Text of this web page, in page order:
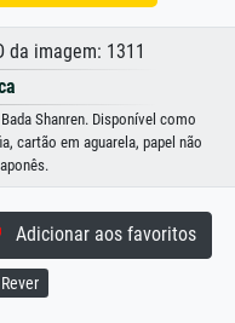
imagem: 1311
Shanren. Disponível como
cartão em aguarela, papel não
Adicionar aos favoritos